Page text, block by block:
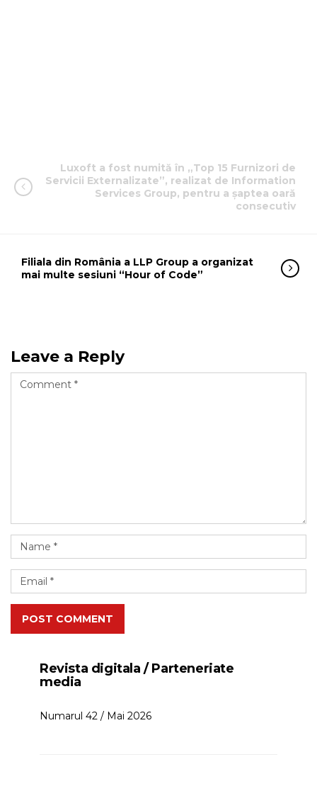
Luxoft a fost numită în „Top 15 Furnizori de
Servicii Externalizate”, realizat de Information
Services Group, pentru a șaptea oară
consecutiv
Filiala din România a LLP Group a organizat
mai multe sesiuni “Hour of Code”
Leave a Reply
POST COMMENT
Revista digitala / Parteneriate
media
Numarul 42 / Mai 2026